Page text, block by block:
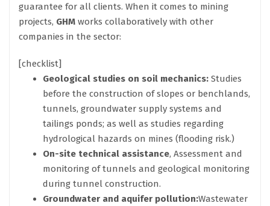
guarantee for all clients. When it comes to mining
projects, GHM works collaboratively with other
companies in the sector:
[checklist]
Geological studies on soil mechanics: Studies
before the construction of slopes or benchlands,
tunnels, groundwater supply systems and
tailings ponds; as well as studies regarding
hydrological hazards on mines (flooding risk.)
On-site technical assistance, Assessment and
monitoring of tunnels and geological monitoring
during tunnel construction.
Groundwater and aquifer pollution:Wastewater